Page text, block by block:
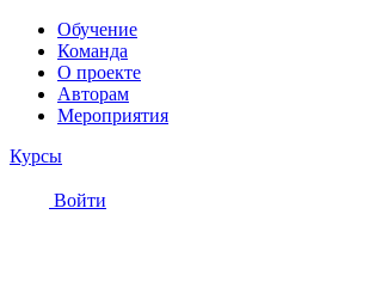
Обучение
Команда
О проекте
Авторам
Мероприятия
Курсы
Войти